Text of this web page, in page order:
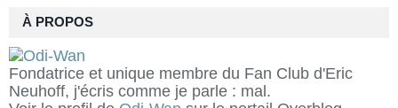
À PROPOS
Fondatrice et unique membre du Fan Club d'Eric
Neuhoff, j'écris comme je parle : mal.